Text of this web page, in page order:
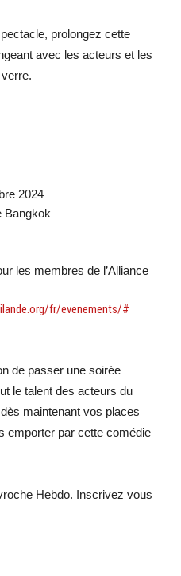
prolongez cette
avec les acteurs et les
2024
Bangkok
les membres de l’Alliance
fr/evenements/#
de passer une soirée
le talent des acteurs du
maintenant vos places
emporter par cette comédie
Hebdo. Inscrivez vous